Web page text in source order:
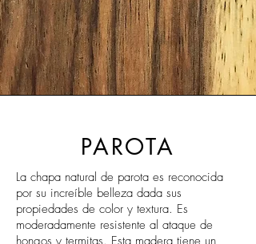
PAROTA
La chapa natural de parota es reconocida
por su increíble belleza dada sus
propiedades de color y textura. Es
moderadamente resistente al ataque de
hongos y termitas. Esta madera tiene un